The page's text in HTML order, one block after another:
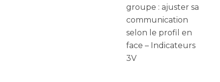
groupe : ajuster sa
communication
selon le profil en
face – Indicateurs
3V